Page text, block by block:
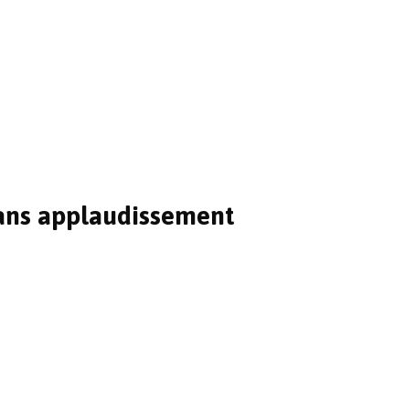
applaudissement